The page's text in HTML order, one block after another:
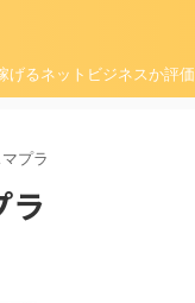
げるネットビジネスか評価
マプラ
ラ